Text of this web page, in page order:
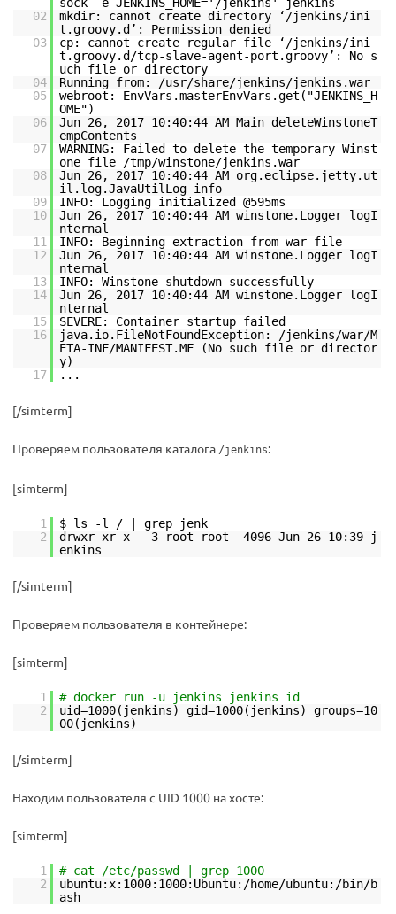
02
mkdir: cannot create directory ‘/jenkins/ini
t.groovy.d’: Permission denied
03
cp: cannot create regular file ‘/jenkins/ini
t.groovy.d/tcp-slave-agent-port.groovy’: No s
uch file or directory
04
Running from: /usr/share/jenkins/jenkins.war
05
webroot: EnvVars.masterEnvVars.get("JENKINS_H
OME")
06
Jun 26, 2017 10:40:44 AM Main deleteWinstoneT
empContents
07
WARNING: Failed to delete the temporary Winst
one file /tmp/winstone/jenkins.war
08
Jun 26, 2017 10:40:44 AM org.eclipse.jetty.ut
il.log.JavaUtilLog info
09
INFO: Logging initialized @595ms
10
Jun 26, 2017 10:40:44 AM winstone.Logger logI
nternal
11
INFO: Beginning extraction from war file
12
Jun 26, 2017 10:40:44 AM winstone.Logger logI
nternal
13
INFO: Winstone shutdown successfully
14
Jun 26, 2017 10:40:44 AM winstone.Logger logI
nternal
15
SEVERE: Container startup failed
16
java.io.FileNotFoundException: /jenkins/war/M
ETA-INF/MANIFEST.MF (No such file or director
y)
17
...
[/simterm]
Проверяем пользователя каталога /jenkins:
[simterm]
1
$ ls -l / | grep jenk
2
drwxr-xr-x 3 root root 4096 Jun 26 10:39 j
enkins
[/simterm]
Проверяем пользователя в контейнере:
[simterm]
1
# docker run -u jenkins jenkins id
2
uid=1000(jenkins) gid=1000(jenkins) groups=10
00(jenkins)
[/simterm]
Находим пользователя с UID 1000 на хосте:
[simterm]
1
# cat /etc/passwd | grep 1000
2
ubuntu:x:1000:1000:Ubuntu:/home/ubuntu:/bin/b
ash